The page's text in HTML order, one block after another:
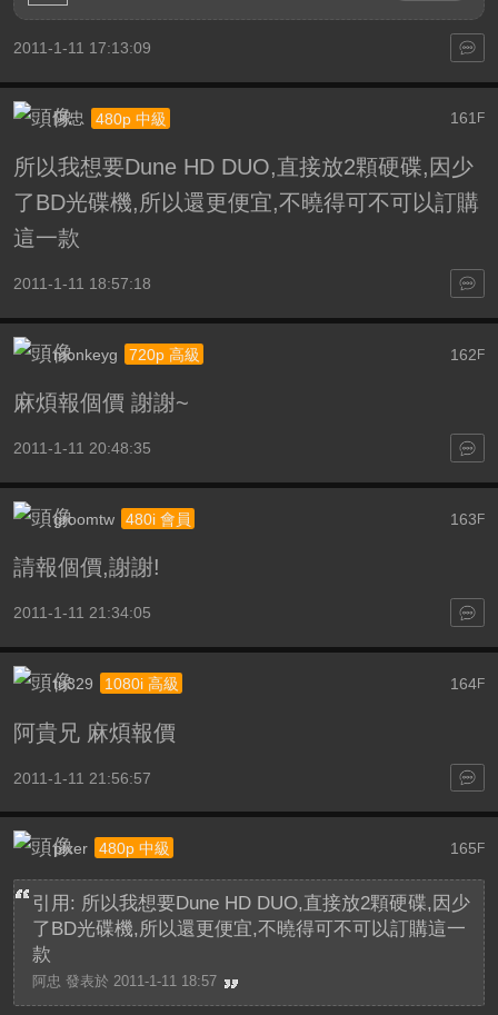
2011-1-11 17:13:09
161 F
阿忠 480p 中級
所以我想要Dune HD DUO,直接放2顆硬碟,因少
了BD光碟機,所以還更便宜,不曉得可不可以訂購
這一款
2011-1-11 18:57:18
162F
monkeyg 720p 高級
麻煩報個價 謝謝~
2011-1-11 20:48:35
163F
groomtw 480i 會員
請報個價,謝謝!
2011-1-11 21:34:05
164F
tu329 1080i 高級
阿貴兄 麻煩報價
2011-1-11 21:56:57
165 F
pixer 480p 中級
引用: 所以我想要Dune HD DUO,直接放2顆硬碟,因少
了BD光碟機,所以還更便宜,不曉得可不可以訂購這一
款
阿忠 發表於 2011-1-11 18:57